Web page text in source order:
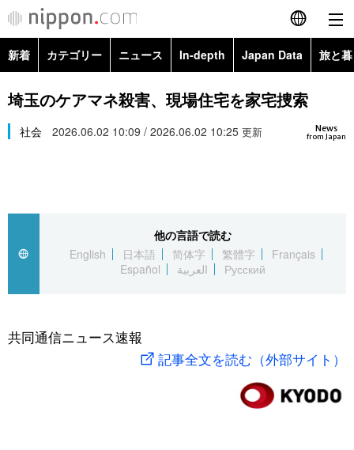
English
简体字
繁體字
العربية
社会
旅と暮らし
新着 カテゴリー ニュース In-depth Japan Data 旅と
政治・外交
経済・ビジネス
社会
文化
科学・技術
暮らし
Topics
Images
お知らせ
埼玉のケアマネ殺害、現場住宅を家宅捜索
News
from Japan
社会 2026.06.02 10:09 / 2026.06.02 10:25 更新
他の言語で読む
English
日本語 简体字 繁體字
Français
Español
العربية Русский
共同通信ニュース速報
記事全文を読む（外部サイト）